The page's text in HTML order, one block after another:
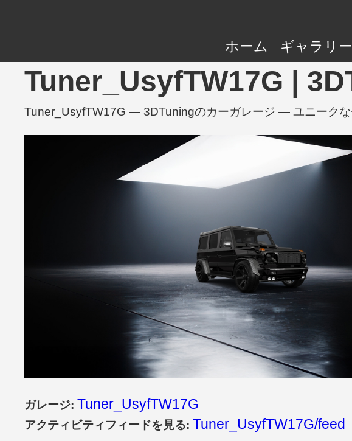
ホーム ギャラリー
Tuner_UsyfTW17G |
Tuner_UsyfTW17G — 3DTuningのカーガレージ — ユニーク
ガレージ: Tuner_UsyfTW17G
アクティビティフィードを見る: Tuner_UsyfTW17G/feed